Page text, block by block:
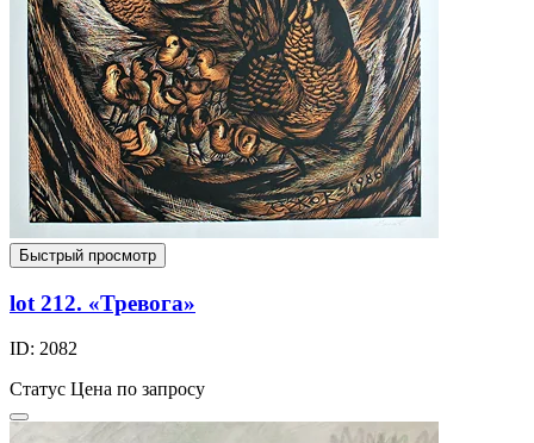
Быстрый просмотр
lot 212. «Тревога»
ID: 2082
Статус Цена по запросу